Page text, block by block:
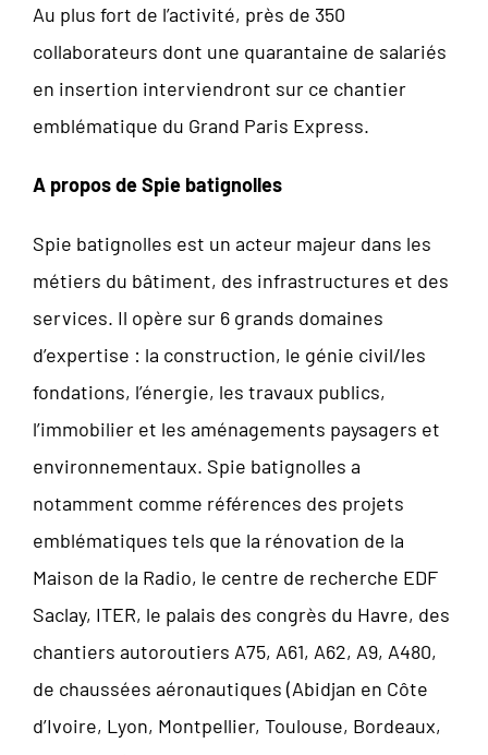
Au plus fort de l’activité, près de 350
collaborateurs dont une quarantaine de salariés
en insertion interviendront sur ce chantier
emblématique du Grand Paris Express.
A propos de Spie batignolles
Spie batignolles est un acteur majeur dans les
métiers du bâtiment, des infrastructures et des
services. Il opère sur 6 grands domaines
d’expertise : la construction, le génie civil/les
fondations, l’énergie, les travaux publics,
l’immobilier et les aménagements paysagers et
environnementaux. Spie batignolles a
notamment comme références des projets
emblématiques tels que la rénovation de la
Maison de la Radio, le centre de recherche EDF
Saclay, ITER, le palais des congrès du Havre, des
chantiers autoroutiers A75, A61, A62, A9, A480,
de chaussées aéronautiques (Abidjan en Côte
d’Ivoire, Lyon, Montpellier, Toulouse, Bordeaux,